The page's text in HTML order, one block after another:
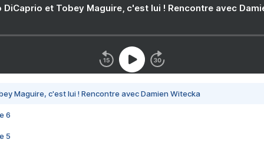
DiCaprio et Tobey Maguire, c'est lui ! Rencontre avec
Maguire, c'est lui ! Rencontre avec Damien Witecka
6
5